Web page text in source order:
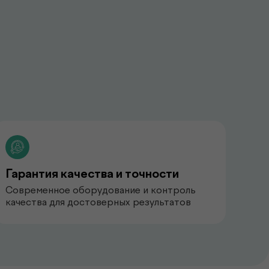
Гарантия качества и точности
Современное оборудование и контроль
качества для достоверных результатов